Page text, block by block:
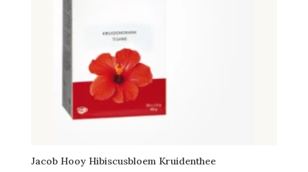
Jacob Hooy Hibiscusbloem Kruidenthee